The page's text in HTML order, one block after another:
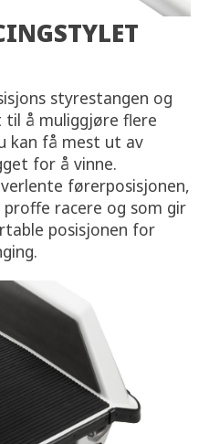
styrestangen og
til å muliggjøre flere
kan få mest ut av
for å vinne.
førerposisjonen,
racere og som gir
posisjonen for